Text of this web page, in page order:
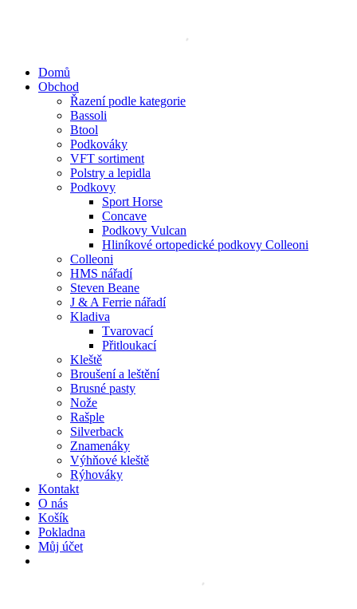
Domů
Obchod
Řazení podle kategorie
Bassoli
Btool
Podkováky
VFT sortiment
Polstry a lepidla
Podkovy
Sport Horse
Concave
Podkovy Vulcan
Hliníkové ortopedické podkovy Colleoni
Colleoni
HMS nářadí
Steven Beane
J & A Ferrie nářadí
Kladiva
Tvarovací
Přitloukací
Kleště
Broušení a leštění
Brusné pasty
Nože
Rašple
Silverback
Znamenáky
Výhňové kleště
Rýhováky
Kontakt
O nás
Košík
Pokladna
Můj účet